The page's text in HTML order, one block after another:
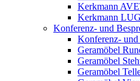
Kerkmann
Kerkmann
Konferenz- und
Konferenz- und
Geramöbel
Geramöbel
Geramöbel